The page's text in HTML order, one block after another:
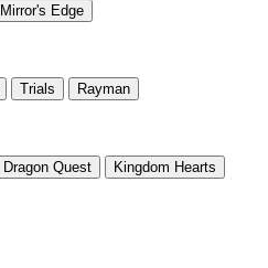
Mirror's Edge
Trials Rayman
Dragon Quest Kingdom Hearts